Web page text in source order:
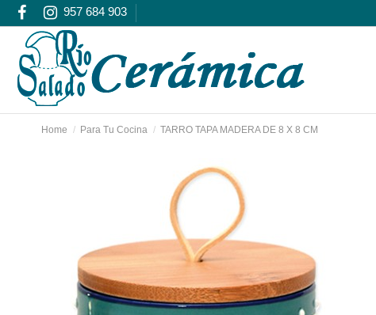
957 684 903
Home Para Tu Cocina TARRO TAPA MADERA DE 8 X 8 CM